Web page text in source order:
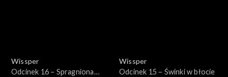
Wissper
Odcinek 16 – Spragniona
Wissper
Odcinek 15 – Świnki w błocie